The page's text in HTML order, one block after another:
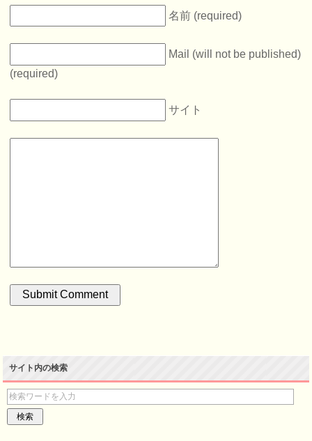
名前 (required)
Mail (will not be published)
(required)
サイト
サイト内の検索